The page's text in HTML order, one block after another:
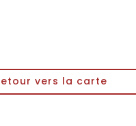
vers la carte